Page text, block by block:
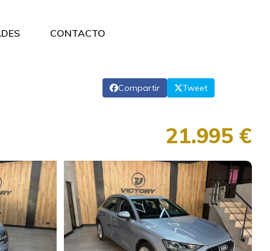
CONTACTO
Compartir Tweet
21.995 €